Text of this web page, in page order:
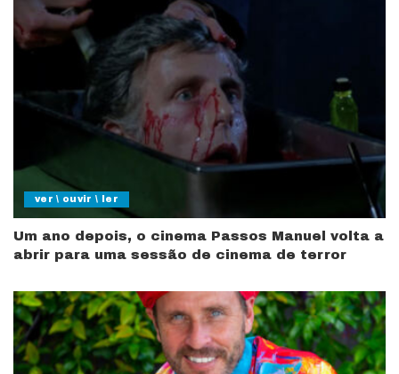
ver \ ouvir \ ler
Um ano depois, o cinema Passos Manuel volta a
abrir para uma sessão de cinema de terror